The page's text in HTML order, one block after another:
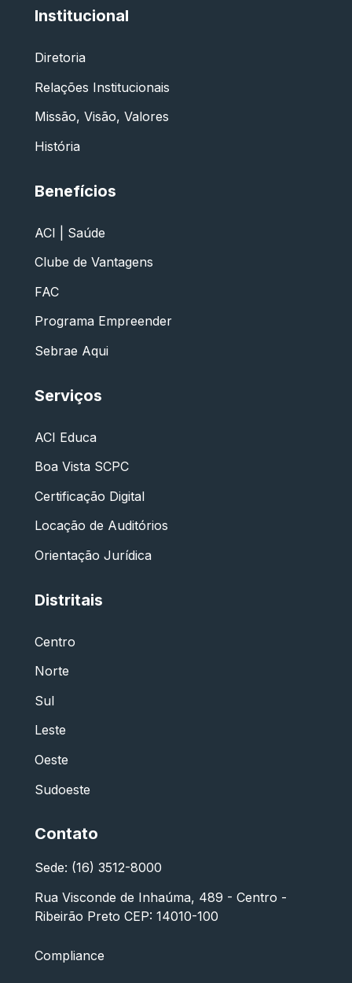
Institucional
Diretoria
Relações Institucionais
Missão, Visão, Valores
História
Benefícios
ACI | Saúde
Clube de Vantagens
FAC
Programa Empreender
Sebrae Aqui
Serviços
ACI Educa
Boa Vista SCPC
Certificação Digital
Locação de Auditórios
Orientação Jurídica
Distritais
Centro
Norte
Sul
Leste
Oeste
Sudoeste
Contato
Sede: (16) 3512-8000
Rua Visconde de Inhaúma, 489 - Centro -
Ribeirão Preto CEP: 14010-100
Compliance